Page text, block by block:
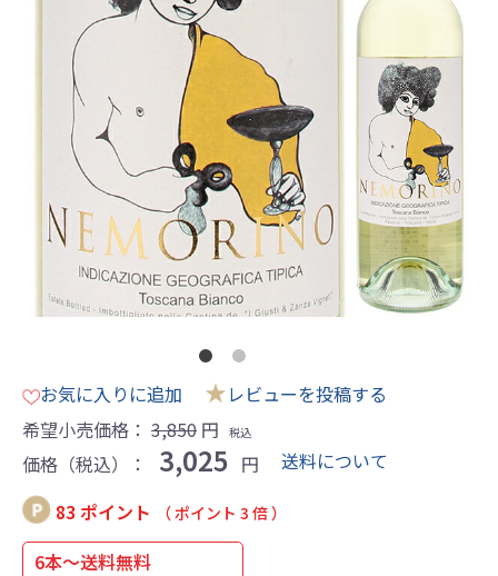
お気に入りに追加 ★レビューを投稿する
希望小売価格： 3,850 円 税込
価格（税込）： 3,025 円
送料について
83 ポイント
（ ポイント 3 倍 ）
6本～送料無料